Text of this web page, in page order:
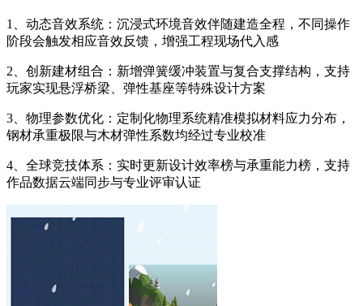
1、动态音效系统：沉浸式环境音效伴随建造全程，不同操作
阶段会触发相应音效反馈，增强工程现场代入感
2、创新建材组合：新增弹簧缓冲装置与复合支撑结构，支持
玩家实现悬浮桥梁、弹性基座等特殊设计方案
3、物理参数优化：定制化物理系统精准模拟材料应力分布，
钢材承重极限与木材弹性系数均经过专业校准
4、全球竞技体系：实时更新设计效率榜与承重能力榜，支持
作品数据云端同步与专业评审认证